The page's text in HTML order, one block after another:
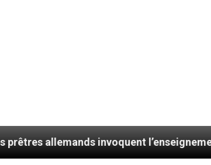
invoquent l’enseignement de Léon XIV